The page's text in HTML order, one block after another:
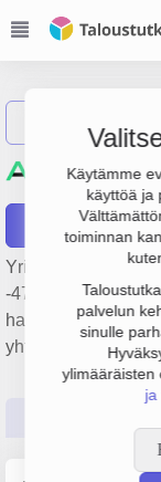
Käytämme
käyttöä ja
toiminnan
palvelun
sinulle
ylimääräisten
ja
Raportit
Yrityksen
-47 000 €. Sen
hallinta,
yhtiömuoto